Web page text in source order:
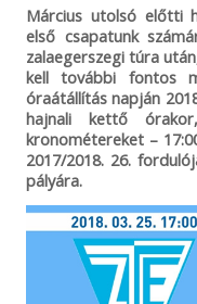
Március utolsó előtti
első csapatunk
zalaegerszegi túra
kell további fontos
óraátállítás napján
hajnali kettő
kronométereket –
2017/2018. 26.
pályára.